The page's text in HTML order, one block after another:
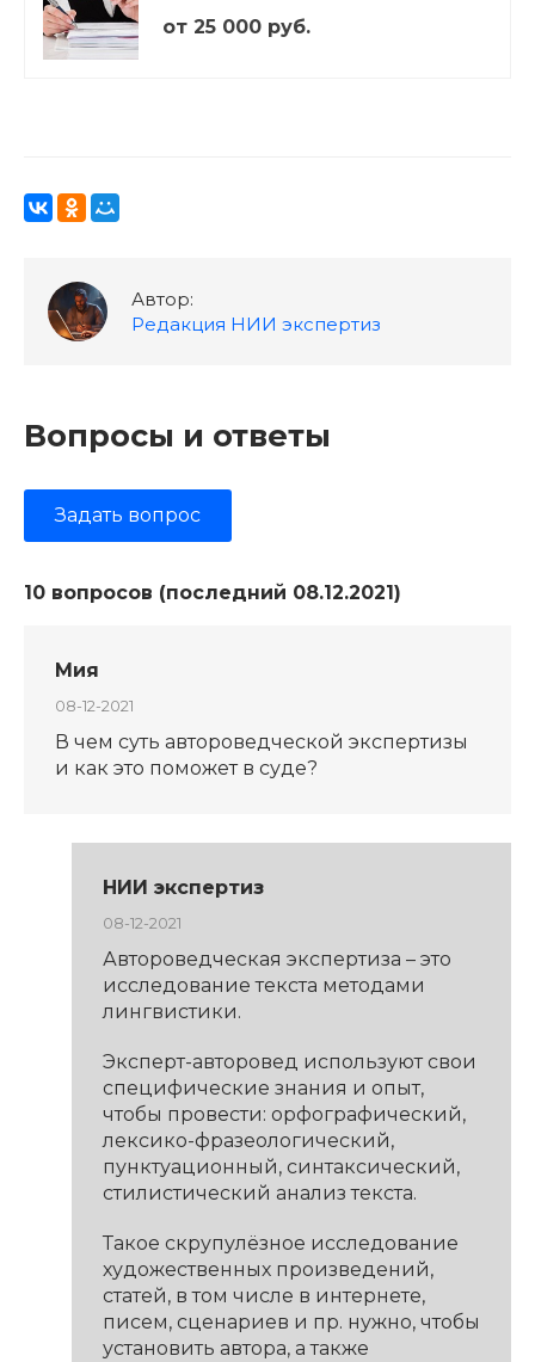
от 25 000 руб.
Автор:
Редакция НИИ экспертиз
Вопросы и ответы
Задать вопрос
10 вопросов (последний 08.12.2021)
Мия
08-12-2021
В чем суть автороведческой экспертизы
и как это поможет в суде?
НИИ экспертиз
08-12-2021
Автороведческая экспертиза – это
исследование текста методами
лингвистики.
Эксперт-авторовед используют свои
специфические знания и опыт,
чтобы провести: орфографический,
лексико-фразеологический,
пунктуационный, синтаксический,
стилистический анализ текста.
Такое скрупулёзное исследование
художественных произведений,
статей, в том числе в интернете,
писем, сценариев и пр. нужно, чтобы
установить автора, а также